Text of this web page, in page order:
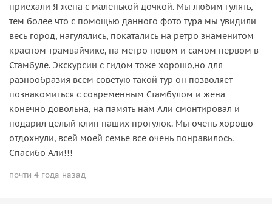
приехали Я жена с маленькой дочкой. Мы любим гулять,
тем более что с помощью данного фото тура мы увидили
весь город, нагулялись, покатались на ретро знаменитом
красном трамвайчике, на метро новом и самом первом в
Стамбуле. Экскурсии с гидом тоже хорошо,но для
разнообразия всем советую такой тур он позволяет
познакомиться с современным Стамбулом и жена
конечно довольна, на память нам Али смонтировал и
подарил целый клип наших прогулок. Мы очень хорошо
отдохнули, всей моей семье все очень понравилось.
Спасибо Али!!!
почти 4 года назад